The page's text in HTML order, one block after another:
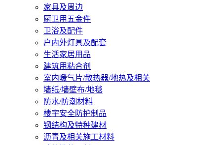
家具及周边
厨卫用五金件
卫浴及配件
户内外灯具及配套
生活家居用品
建筑用粘合剂
室内暖气片/散热器/地热及相关
墙纸/墙壁布/地毯
防水/防潮材料
楼宇安全防护制品
钢结构及特种建材
沥青及相关施工材料